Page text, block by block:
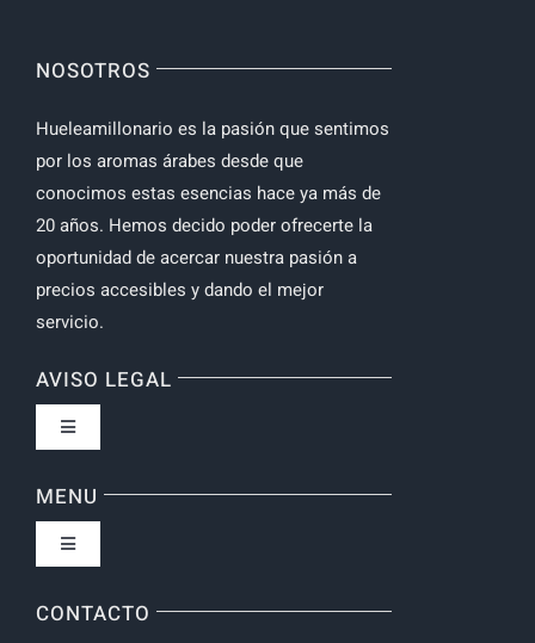
NOSOTROS
Hueleamillonario es la pasión que sentimos
por los aromas árabes desde que
conocimos estas esencias hace ya más de
20 años. Hemos decido poder ofrecerte la
oportunidad de acercar nuestra pasión a
precios accesibles y dando el mejor
servicio.
AVISO LEGAL
Toggle
Política de privacidad
MENU
Toggle
Inicio
CONTACTO